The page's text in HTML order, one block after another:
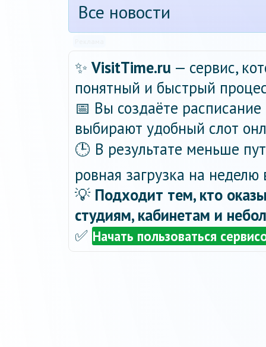
Все новости
✨ VisitTime.ru — сервис,
понятный и быстрый
📅 Вы создаёте
выбирают удобный слот
🕒 В результате меньше
ровная загрузка на неделю
💡 Подходит тем, кто
студиям, кабинетам и
✅ Начать пользоваться